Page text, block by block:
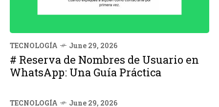
TECNOLOGÍA June 29, 2026
# Reserva de Nombres de Usuario en
WhatsApp: Una Guía Práctica
TECNOLOGÍA June 29, 2026